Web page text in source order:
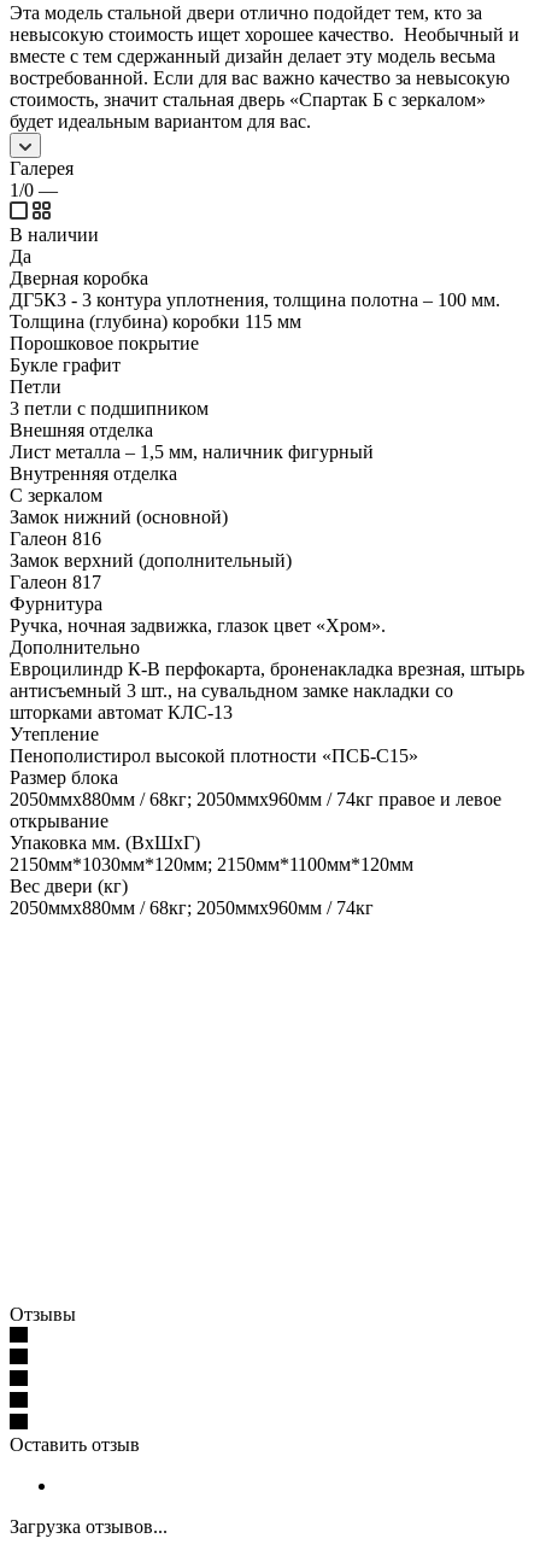
Эта модель стальной двери отлично подойдет тем, кто за
невысокую стоимость ищет хорошее качество. Необычный и
вместе с тем сдержанный дизайн делает эту модель весьма
востребованной. Если для вас важно качество за невысокую
стоимость, значит стальная дверь «Спартак Б с зеркалом»
будет идеальным вариантом для вас.
Галерея
1/0 —
В наличии
Да
Дверная коробка
ДГ5К3 - 3 контура уплотнения, толщина полотна – 100 мм.
Толщина (глубина) коробки 115 мм
Порошковое покрытие
Букле графит
Петли
3 петли с подшипником
Внешняя отделка
Лист металла – 1,5 мм, наличник фигурный
Внутренняя отделка
С зеркалом
Замок нижний (основной)
Галеон 816
Замок верхний (дополнительный)
Галеон 817
Фурнитура
Ручка, ночная задвижка, глазок цвет «Хром».
Дополнительно
Евроцилиндр К-В перфокарта, броненакладка врезная, штырь
антисъемный 3 шт., на сувальдном замке накладки со
шторками автомат КЛС-13
Утепление
Пенополистирол высокой плотности «ПСБ-С15»
Размер блока
2050ммх880мм / 68кг; 2050ммх960мм / 74кг правое и левое
открывание
Упаковка мм. (ВхШхГ)
2150мм*1030мм*120мм; 2150мм*1100мм*120мм
Вес двери (кг)
2050ммх880мм / 68кг; 2050ммх960мм / 74кг
Отзывы
Оставить отзыв
Загрузка отзывов...